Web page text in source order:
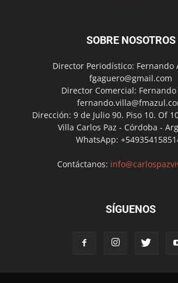
SOBRE NOSOTROS
Director Periodístico: Fernando
fgaguero@gmail.com
Director Comercial: Fernando
Dirección: 9 de Julio 90. Piso 10. Of
Villa Carlos Paz - Córdoba -
WhatsApp:
Contáctanos:
SÍGUENOS